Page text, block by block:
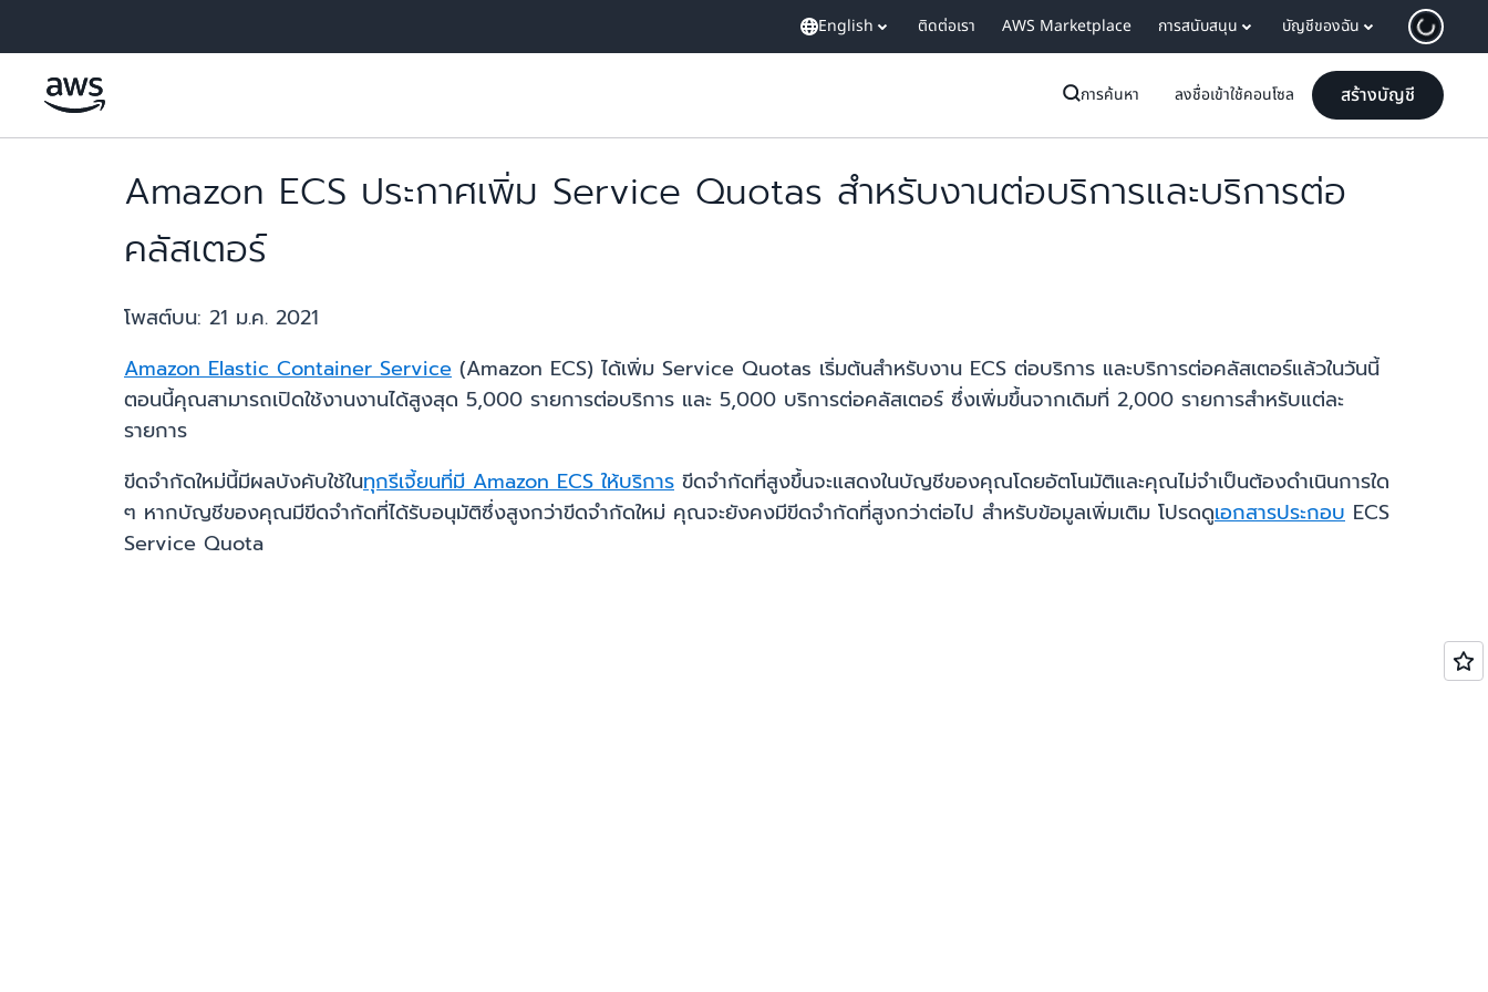
English ติดต่อเรา AWS Marketplace การสนับสนุน บัญชีของฉัน
การค้นหา ลงชื่อเข้าใช้คอนโซล สร้างบัญชี
Amazon ECS ประกาศเพิ่ม Service Quotas สำหรับงานต่อบริการและบริการต่อ
คลัสเตอร์
โพสต์บน: 21 ม.ค. 2021
Amazon Elastic Container Service (Amazon ECS) ได้เพิ่ม Service Quotas เริ่มต้นสำหรับงาน ECS ต่อบริการ และบริการต่อคลัสเตอร์แล้วในวันนี้
ตอนนี้คุณสามารถเปิดใช้งานงานได้สูงสุด 5,000 รายการต่อบริการ และ 5,000 บริการต่อคลัสเตอร์ ซึ่งเพิ่มขึ้นจากเดิมที่ 2,000 รายการสำหรับแต่ละ
รายการ
ขีดจำกัดใหม่นี้มีผลบังคับใช้ในทุกรีเจี้ยนที่มี Amazon ECS ให้บริการ ขีดจำกัดที่สูงขึ้นจะแสดงในบัญชีของคุณโดยอัตโนมัติและคุณไม่จำเป็นต้องดำเนินการใด
ๆ หากบัญชีของคุณมีขีดจำกัดที่ได้รับอนุมัติซึ่งสูงกว่าขีดจำกัดใหม่ คุณจะยังคงมีขีดจำกัดที่สูงกว่าต่อไป สำหรับข้อมูลเพิ่มเติม โปรดดูเอกสารประกอบ ECS
Service Quota